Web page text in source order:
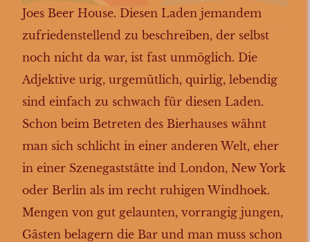
Joes Beer House. Diesen Laden jemandem
zufriedenstellend zu beschreiben, der selbst
noch nicht da war, ist fast unmöglich. Die
Adjektive urig, urgemütlich, quirlig, lebendig
sind einfach zu schwach für diesen Laden.
Schon beim Betreten des Bierhauses wähnt
man sich schlicht in einer anderen Welt, eher
in einer Szenegaststätte ind London, New York
oder Berlin als im recht ruhigen Windhoek.
Mengen von gut gelaunten, vorrangig jungen,
Gästen belagern die Bar und man muss schon